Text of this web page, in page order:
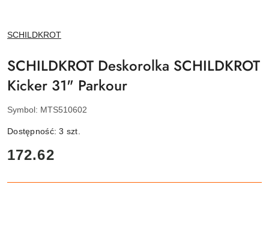
NAZWA
PRODUCENTA:
SCHILDKROT
SCHILDKROT Deskorolka SCHILDKROT
Kicker 31" Parkour
Symbol: MTS510602
Dostępność:3 szt.
cena:
172.62